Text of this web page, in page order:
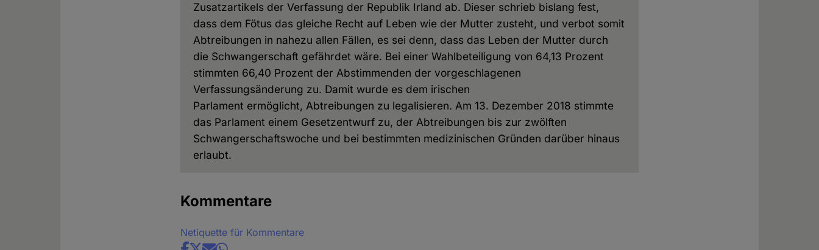
Zusatzartikels der Verfassung der Republik Irland ab. Dieser schrieb bislang fest,
dass dem Fötus das gleiche Recht auf Leben wie der Mutter zusteht, und verbot somit
Abtreibungen in nahezu allen Fällen, es sei denn, dass das Leben der Mutter durch
die Schwangerschaft gefährdet wäre. Bei einer Wahlbeteiligung von 64,13 Prozent
stimmten 66,40 Prozent der Abstimmenden der vorgeschlagenen
Verfassungsänderung zu. Damit wurde es dem irischen
Parlament ermöglicht, Abtreibungen zu legalisieren. Am 13. Dezember 2018 stimmte
das Parlament einem Gesetzentwurf zu, der Abtreibungen bis zur zwölften
Schwangerschaftswoche und bei bestimmten medizinischen Gründen darüber hinaus
erlaubt.
Kommentare
Netiquette für Kommentare